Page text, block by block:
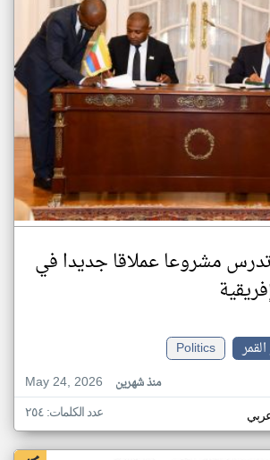
مشروعا عملاقا جديدا في
Politics
May 24, 2026
منذ شهرين
عدد الكلمات: ٢٥٤